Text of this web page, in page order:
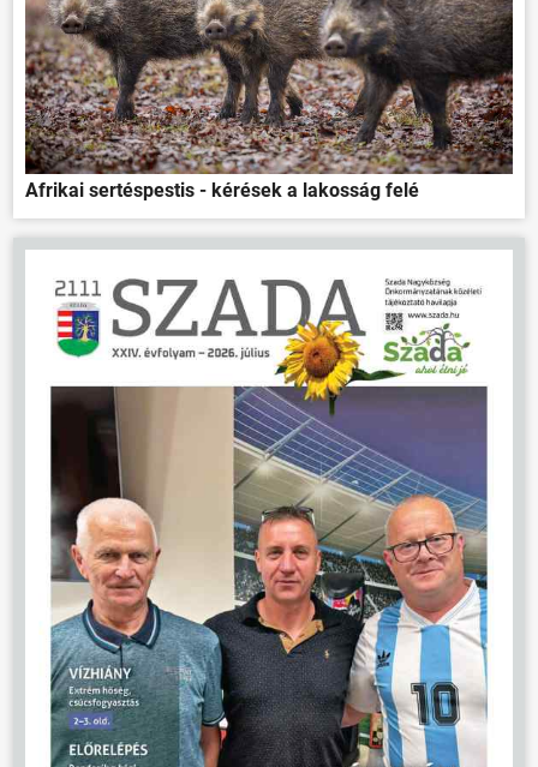
Afrikai sertéspestis - kérések a lakosság felé